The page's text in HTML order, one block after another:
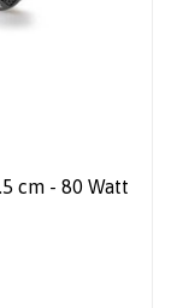
cm - 80 Watt